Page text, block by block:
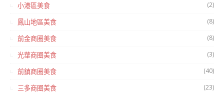
小港區美食 (2)
鳳山地區美食 (8)
前金商圈美食 (8)
光華商圈美食 (3)
前鎮商圈美食 (40)
三多商圈美食 (23)